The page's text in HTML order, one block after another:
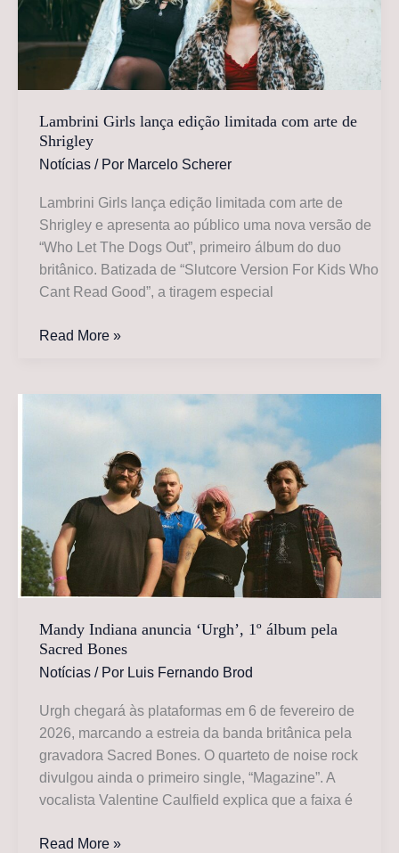
dentro
da
Sigmund
Records
Lambrini Girls lança edição limitada com arte de
Shrigley
Notícias / Por Marcelo Scherer
Lambrini Girls lança edição limitada com arte de
Shrigley e apresenta ao público uma nova versão de
“Who Let The Dogs Out”, primeiro álbum do duo
britânico. Batizada de “Slutcore Version For Kids Who
Cant Read Good”, a tiragem especial
Lambrini
Shrigley
Read More »
Mandy Indiana anuncia ‘Urgh’, 1º álbum pela
Sacred Bones
Notícias / Por Luis Fernando Brod
Urgh chegará às plataformas em 6 de fevereiro de
2026, marcando a estreia da banda britânica pela
gravadora Sacred Bones. O quarteto de noise rock
divulgou ainda o primeiro single, “Magazine”. A
vocalista Valentine Caulfield explica que a faixa é
Mandy
Read More »